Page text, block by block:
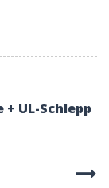
UL-Schlepp